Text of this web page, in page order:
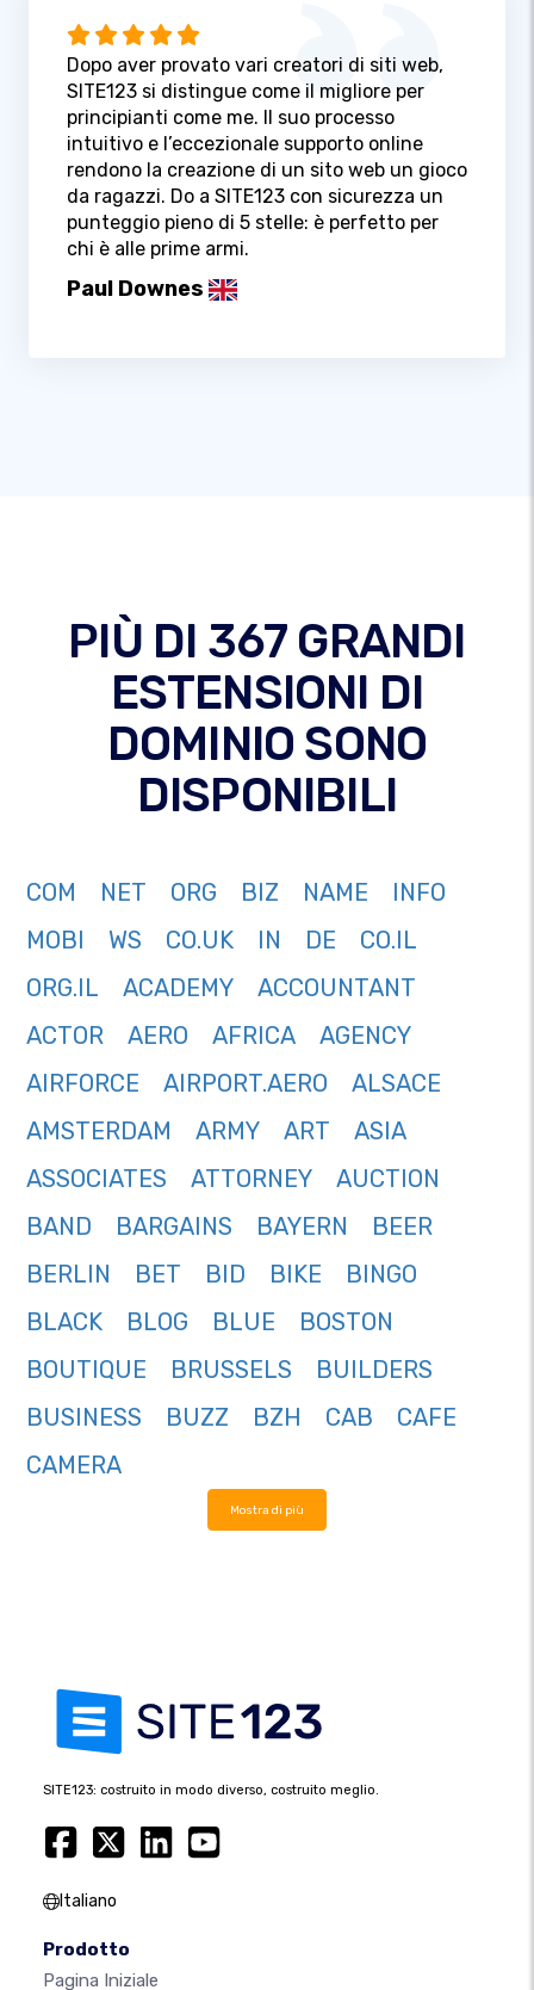
Dopo aver provato vari creatori di siti web,
SITE123 si distingue come il migliore per
principianti come me. Il suo processo
intuitivo e l’eccezionale supporto online
rendono la creazione di un sito web un gioco
da ragazzi. Do a SITE123 con sicurezza un
punteggio pieno di 5 stelle: è perfetto per
chi è alle prime armi.
Paul Downes
PIÙ DI 367 GRANDI
ESTENSIONI DI
DOMINIO SONO
DISPONIBILI
COM NET ORG BIZ NAME
INFO
MOBI
WS CO.UK IN DE
CO.IL
ORG.IL
ACADEMY
ACCOUNTANT
ACTOR
AERO AFRICA
AGENCY
AIRFORCE
AIRPORT.AERO
ALSACE
AMSTERDAM
ARMY ART
ASIA
ASSOCIATES
ATTORNEY
AUCTION
BAND
BARGAINS BAYERN
BEER
BERLIN
BET BID BIKE
BINGO
BLACK
BLOG BLUE
BOSTON
BOUTIQUE
BRUSSELS
BUILDERS
BUSINESS
BUZZ BZH CAB
CAFE
CAMERA
Mostra di più
SITE123: costruito in modo diverso, costruito meglio.
Italiano
Prodotto
Pagina Iniziale